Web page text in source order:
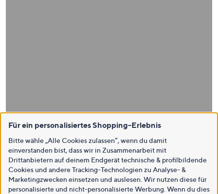
Für ein personalisiertes Shopping-Erlebnis
Bitte wähle „Alle Cookies zulassen“, wenn du damit
einverstanden bist, dass wir in Zusammenarbeit mit
Drittanbietern auf deinem Endgerät technische & profilbildende
Cookies und andere Tracking-Technologien zu Analyse- &
Marketingzwecken einsetzen und auslesen. Wir nutzen diese für
personalisierte und nicht-personalisierte Werbung. Wenn du dies